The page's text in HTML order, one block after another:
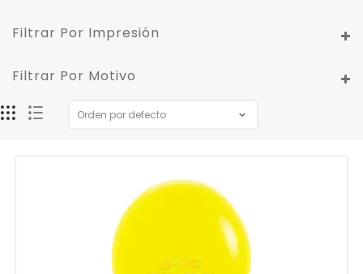
Filtrar Por Impresión
Filtrar Por Motivo